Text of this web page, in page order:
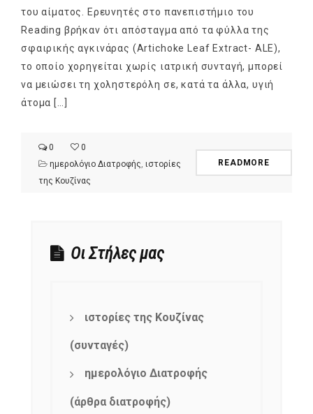
του αίματος. Ερευνητές στο πανεπιστήμιο του
Reading βρήκαν ότι απόσταγμα από τα φύλλα της
σφαιρικής αγκινάρας (Artichoke Leaf Extract- ALE),
το οποίο χορηγείται χωρίς ιατρική συνταγή, μπορεί
να μειώσει τη χοληστερόλη σε, κατά τα άλλα, υγιή
άτομα […]
0
0
ημερολόγιο Διατροφής ιστορίες
της Κουζίνας
READMORE
Οι Στήλες μας
ιστορίες της Κουζίνας
(συνταγές)
ημερολόγιο Διατροφής
(άρθρα διατροφής)